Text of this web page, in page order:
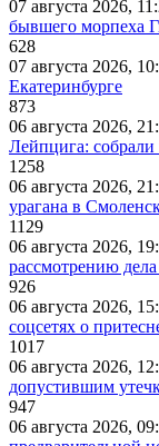
07 августа 2026,
бывшего морпеха
628
07 августа 2026,
Екатеринбурге
873
06 августа 2026,
Лейпцига: собрали
1258
06 августа 2026,
урагана в
1129
06 августа 2026,
рассмотрению
926
06 августа 2026,
соцсетях о
1017
06 августа 2026,
допустившим
947
06 августа 2026,